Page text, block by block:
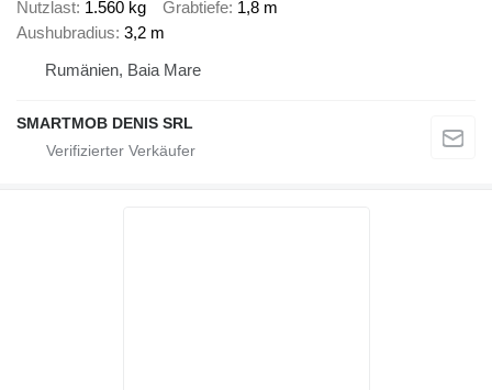
Nutzlast 1.560 kg Grabtiefe 1,8 m
Aushubradius 3,2 m
Rumänien, Baia Mare
SMARTMOB DENIS SRL